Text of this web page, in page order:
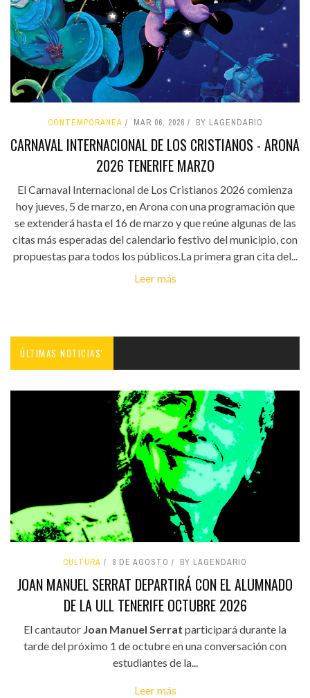
CONTEMPORÁNEA MAR 06, 2026 BY LAGENDARIO
CARNAVAL INTERNACIONAL DE LOS CRISTIANOS - ARONA
2026 TENERIFE MARZO
El Carnaval Internacional de Los Cristianos 2026 comienza
hoy jueves, 5 de marzo, en Arona con una programación que
se extenderá hasta el 16 de marzo y que reúne algunas de las
citas más esperadas del calendario festivo del municipio, con
propuestas para todos los públicos.La primera gran cita del...
Leer más
ÚLTIMAS NOTICIAS'
CULTURA 8 DE AGOSTO BY LAGENDARIO
JOAN MANUEL SERRAT DEPARTIRÁ CON EL ALUMNADO
DE LA ULL TENERIFE OCTUBRE 2026
El cantautor Joan Manuel Serrat participará durante la
tarde del próximo 1 de octubre en una conversación con
estudiantes de la...
Leer más